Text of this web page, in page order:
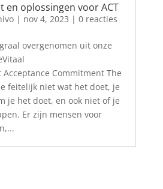
en oplossingen voor ACT
| nov 4, 2023 | 0 reacties
overgenomen uit onze
Acceptance Commitment The
feitelijk niet wat het doet, je
je het doet, en ook niet of je
Er zijn mensen voor